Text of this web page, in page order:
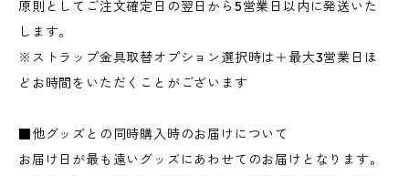
原則としてご注文確定日の翌日から5営業日以内に発送いた
します。
※ストラップ金具取替オプション選択時は＋最大3営業日ほ
どお時間をいただくことがございます
■他グッズとの同時購入時のお届けについて
お届け日が最も遠いグッズにあわせてのお届けとなります。